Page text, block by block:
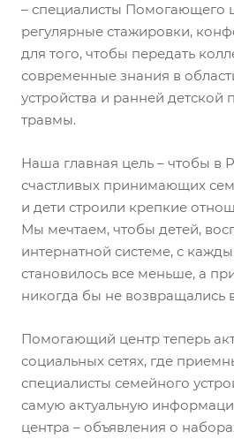
– специалисты Помогающего
регулярные стажировки,
для того, чтобы передать
современные знания в
устройства и ранней детской
травмы.
Наша главная цель – чтобы в
счастливых принимающих
и дети строили крепкие
Мы мечтаем, чтобы детей,
интернатной системе, с
становилось все меньше, а
никогда бы не возвращались
Помогающий центр теперь
социальных сетях, где
специалисты семейного
самую актуальную
центра – объявления о